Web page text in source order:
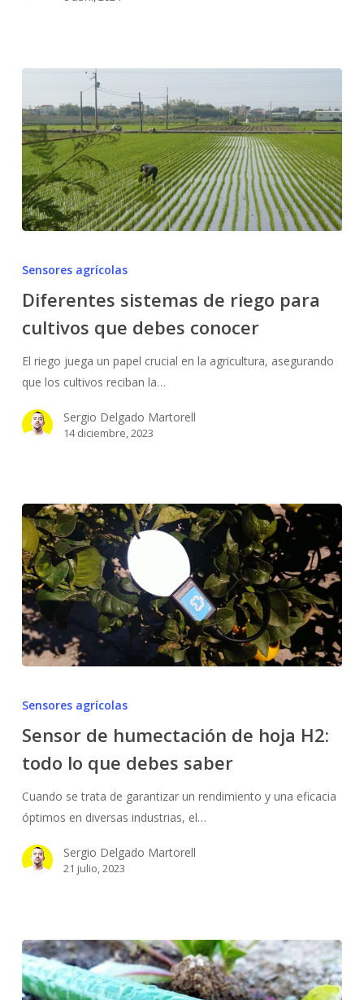
riego
para
que
debes
conocer
Sensores agrícolas
Diferentes sistemas de riego para
cultivos que debes conocer
El riego juega un papel crucial en la agricultura, asegurando
que los cultivos reciban la…
Sergio Delgado Martorell
14 diciembre, 2023
de
hoja
todo
lo
que
debes
Sensores agrícolas
Sensor de humectación de hoja H2:
todo lo que debes saber
Cuando se trata de garantizar un rendimiento y una eficacia
óptimos en diversas industrias, el…
Sergio Delgado Martorell
21 julio, 2023